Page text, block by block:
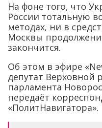
На фоне того, что
России тотальную
методах, ни в
Москвы
закончится.
Об этом в эфире
депутат Верховной
парламента
передаёт
«ПолитНавигатора».